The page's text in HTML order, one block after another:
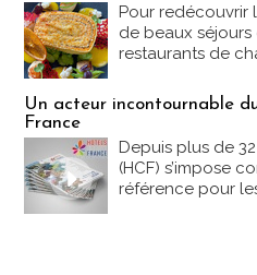
Pour redécouvrir
de beaux
restaurants de
Un acteur incontournable
France
Depuis plus de
(HCF) s’impose
référence pour